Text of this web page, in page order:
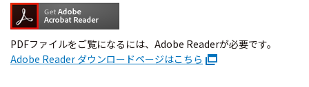
PDFファイルをご覧になるには、Adobe Readerが必要です。
Adobe Reader ダウンロードページはこちら